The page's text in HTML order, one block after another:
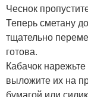
Чеснок
Теперь сметану
тщательно
готова.
Кабачок
выложите их на
бумагой или